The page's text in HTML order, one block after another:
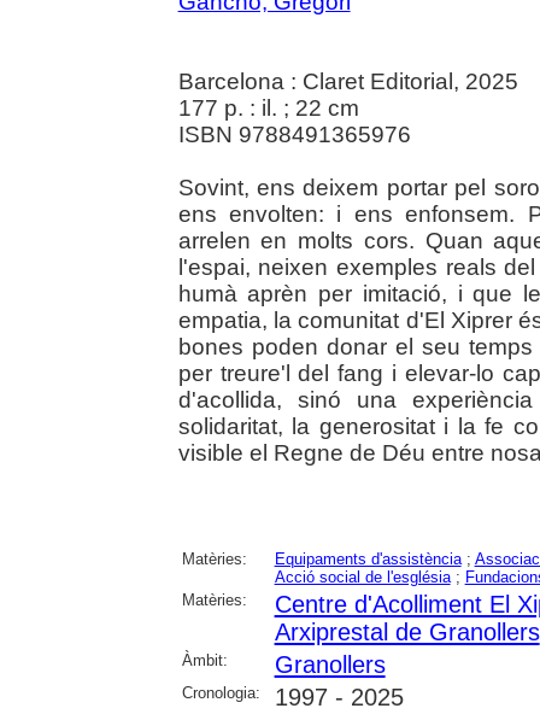
Barcelona : Claret Editorial, 2025
177 p. : il. ; 22 cm
ISBN 9788491365976
Sovint, ens deixem portar pel
ens envolten: i ens enfonsem.
arrelen en molts cors. Quan
l'espai, neixen exemples reals
humà aprèn per imitació, i que
empatia, la comunitat d'El Xiprer
bones poden donar el seu
per treure'l del fang i elevar-lo
d'acollida, sinó una
solidaritat, la generositat i la fe
visible el Regne de Déu entre
Matèries: Equipaments d'assistència;
Acció social de l'església;
Matèries:
Centre d'Acolliment El
Arxiprestal de Granollers
Àmbit: Granollers
Cronologia: 1997 - 2025